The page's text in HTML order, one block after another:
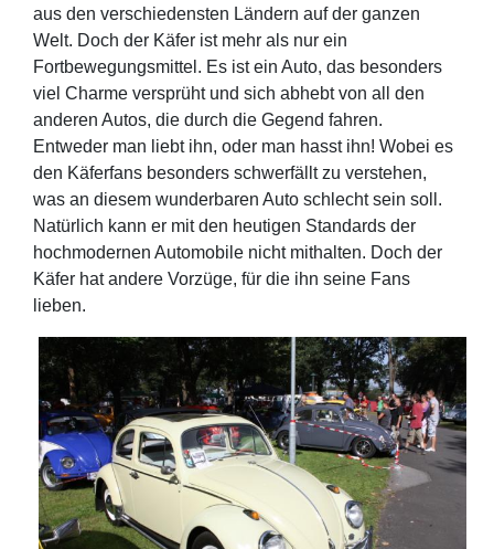
aus den verschiedensten Ländern auf der ganzen
Welt. Doch der Käfer ist mehr als nur ein
Fortbewegungsmittel. Es ist ein Auto, das besonders
viel Charme versprüht und sich abhebt von all den
anderen Autos, die durch die Gegend fahren.
Entweder man liebt ihn, oder man hasst ihn! Wobei es
den Käferfans besonders schwerfällt zu verstehen,
was an diesem wunderbaren Auto schlecht sein soll.
Natürlich kann er mit den heutigen Standards der
hochmodernen Automobile nicht mithalten. Doch der
Käfer hat andere Vorzüge, für die ihn seine Fans
lieben.